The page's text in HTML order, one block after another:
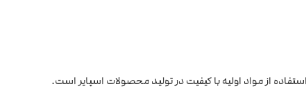
از مواد اولیه با کیفیت در تولید محصولات اسپایر است.